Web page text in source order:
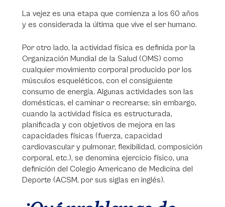
La vejez es una etapa que comienza a los 60 años
y es considerada la última que vive el ser humano.
Por otro lado, la actividad física es definida por la
Organización Mundial de la Salud (OMS) como
cualquier movimiento corporal producido por los
músculos esqueléticos, con el consiguiente
consumo de energía. Algunas actividades son las
domésticas, el caminar o recrearse; sin embargo,
cuando la actividad física es estructurada,
planificada y con objetivos de mejora en las
capacidades físicas (fuerza, capacidad
cardiovascular y pulmonar, flexibilidad, composición
corporal, etc.), se denomina ejercicio físico, una
definición del Colegio Americano de Medicina del
Deporte (ACSM, por sus siglas en inglés).